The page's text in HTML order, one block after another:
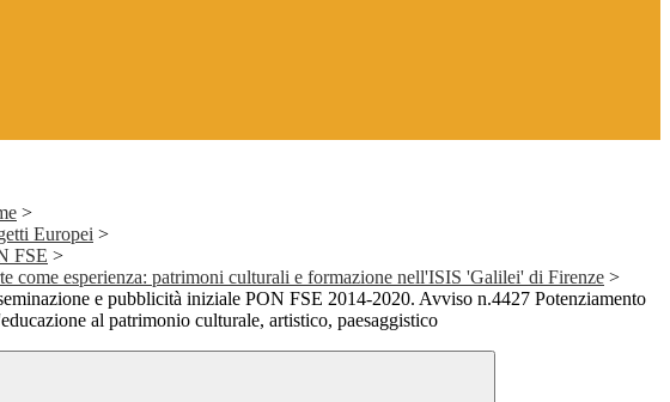
>
Europei >
FSE >
come esperienza: patrimoni culturali e formazione nell'ISIS 'Galilei' di Firenze >
e pubblicità iniziale PON FSE 2014-2020. Avviso n.4427 Potenziamento
al patrimonio culturale, artistico, paesaggistico